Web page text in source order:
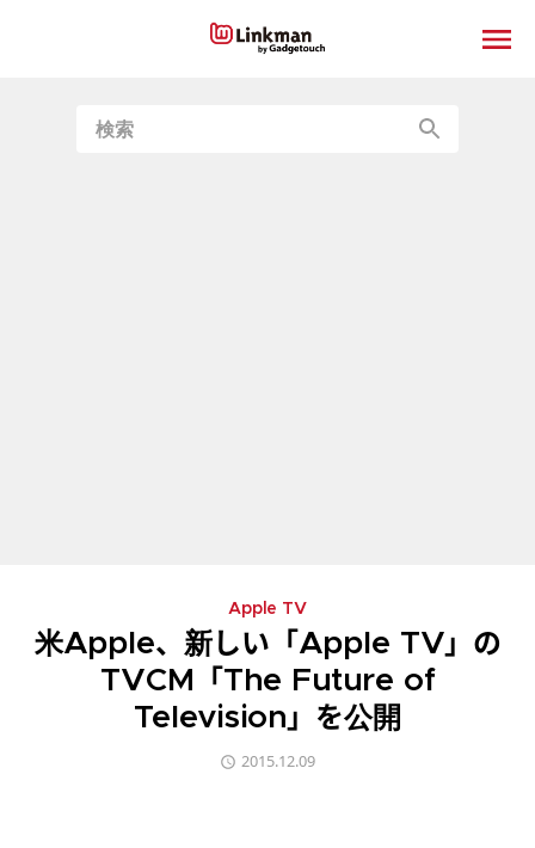
Apple TV
米Apple、新しい「Apple TV」の
TVCM「The Future of
Television」を公開
2015.12.09